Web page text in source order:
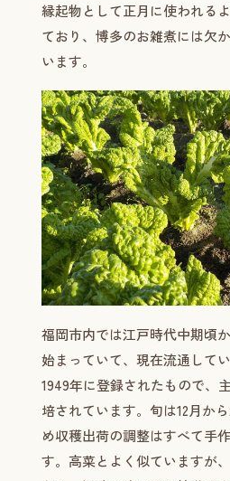
縁起物として正月に使われる
ており、博多のお雑煮には欠
います。
福岡市内では江戸時代中期頃
始まっていて、現在流通して
1949年に登録されたもので、
培されています。旬は12月か
め収穫出荷の調整はすべて手
す。高菜とよく似ていますが